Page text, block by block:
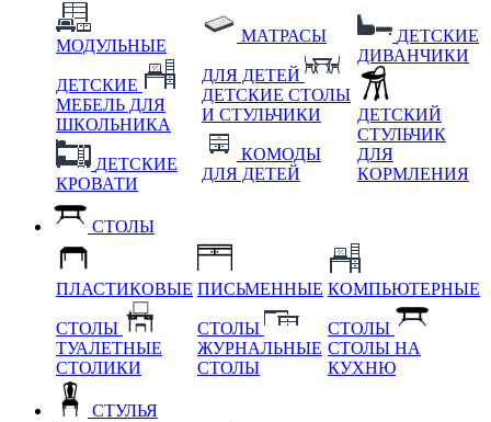
МОДУЛЬНЫЕ
ДЕТСКИЕ
МЕБЕЛЬ ДЛЯ
ШКОЛЬНИКА
ДЕТСКИЕ
КРОВАТИ
МАТРАСЫ
ДЛЯ ДЕТЕЙ
ДЕТСКИЕ СТОЛЫ
И СТУЛЬЧИКИ
КОМОДЫ
ДЛЯ ДЕТЕЙ
ДЕТСКИЕ
ДИВАНЧИКИ
ДЕТСКИЙ
СТУЛЬЧИК
ДЛЯ
КОРМЛЕНИЯ
СТОЛЫ
ПЛАСТИКОВЫЕ
СТОЛЫ
ТУАЛЕТНЫЕ
СТОЛИКИ
ПИСЬМЕННЫЕ
СТОЛЫ
ЖУРНАЛЬНЫЕ
СТОЛЫ
КОМПЬЮТЕРНЫЕ
СТОЛЫ
СТОЛЫ НА
КУХНЮ
СТУЛЬЯ